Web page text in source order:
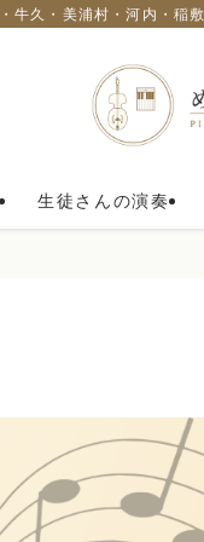
久・美浦村・河内・稲
生徒さんの演奏